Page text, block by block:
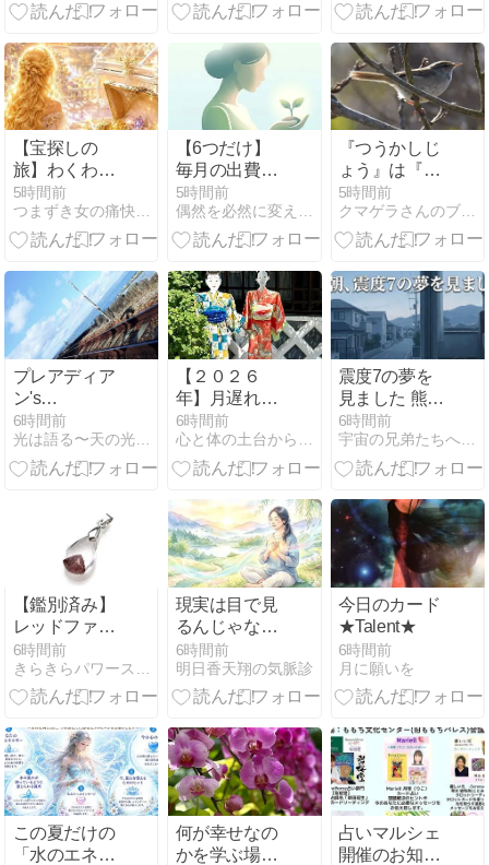
える
【宝探しの
旅】わくわく
探し〜
5時間前
つまずき女の痛快！逆転ホームラン劇！宇咲愛アシュタール
【6つだけ】
毎月の出費が
減るシンプル
な生活習慣
5時間前
偶然を必然に変えるアルゴリズム
『つうかしじ
ょう』は『通
貨市場』つま
り「外国為替
市場」 のこと
事を書きます
5時間前
クマゲラさんのブログ
プレアディア
ン's
suggestion
89〜身体ごと
シフトする心
6時間前
光は語る〜天の光・地の光〜
【２０２６
年】月遅れの
七夕｜願いを
見つめ直し、
新しい未来へ
6時間前
心と体の土台から整え、本来の自分に還る暮らし
震度7の夢を
見ました 熊本
と関東の方へ
6時間前
宇宙の兄弟たちへ＠スピリチュアルブログ
【鑑別済み】
レッドファン
トムのペンダ
ント
6時間前
現実は目で見
るんじゃなく
て胸のあたり
で感じなけれ
ばならない
6時間前
明日香天翔の気脈診
今日のカード
★Talent★
6時間前
月に願いを
この夏だけの
「水のエネル
何が幸せなの
かを学ぶ場所
占いマルシェ
開催のお知ら